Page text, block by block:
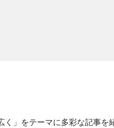
」をテーマに多彩な記事を